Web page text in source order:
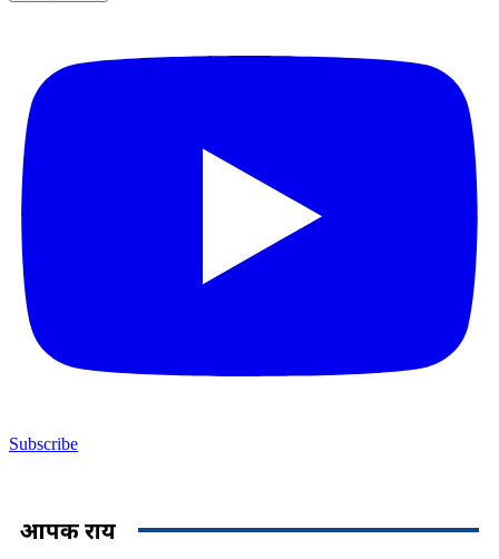
Subscribe
आपकी राय